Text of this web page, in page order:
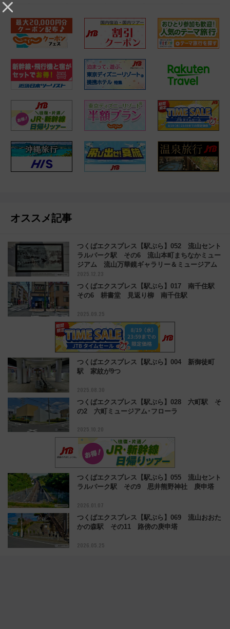
オススメ記事
つくばエクスプレス【駅ぶら】052 流山セント
ラルパーク駅 その6 流山本町まちなかミュー
ジアム 流山万華鏡ギャラリー＆ミュージアム
2025.12.23
つくばエクスプレス【駅ぶら】017 南千住駅
その6 耕書堂 見返り柳 南千住駅
2025.09.25
つくばエクスプレス【駅ぶら】004 新御徒町
駅 家紋が9つ
2025.08.30
つくばエクスプレス【駅ぶら】028 六町駅 そ
の2 六町ミュージアム･フローラ
2025.10.20
つくばエクスプレス【駅ぶら】055 流山セント
ラルパーク駅 その9 思井熊野神社 庚申塔
2026.01.07
つくばエクスプレス【駅ぶら】069 流山おおた
かの森駅 その11 路傍の庚申塔
2026.05.25